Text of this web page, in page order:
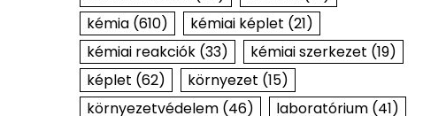
kémia(610) kémiai képlet (21)
kémiai reakciók(33) kémiai szerkezet (19)
képlet (62) környezet (15)
környezetvédelem(46) laboratórium(41)